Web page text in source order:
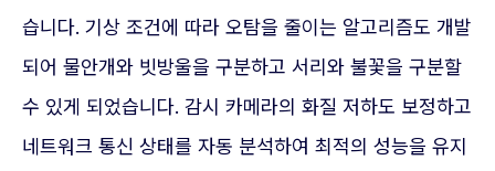
습니다. 기상 조건에 따라 오탐을 줄이는 알고리즘도 개발
되어 물안개와 빗방울을 구분하고 서리와 불꽃을 구분할
수 있게 되었습니다. 감시 카메라의 화질 저하도 보정하고
네트워크 통신 상태를 자동 분석하여 최적의 성능을 유지